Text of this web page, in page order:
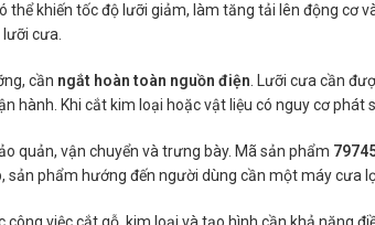
thể khiến tốc độ lưỡi giảm, làm tăng tải lên động
cưa.
cần ngắt hoàn toàn nguồn điện . Lưỡi cưa cần
hành. Khi cắt kim loại hoặc vật liệu có nguy cơ
quản, vận chuyển và trưng bày. Mã sản phẩm
phẩm hướng đến người dùng cần một máy cưa